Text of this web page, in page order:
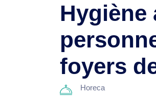
Hygiène
foyers
Horeca